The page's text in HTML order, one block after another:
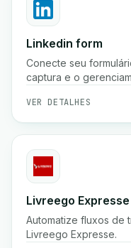
Linkedin form
Conecte seu
captura e o
VER DETALHES
Livreego Expresse
Automatize fluxos de
Livreego Expresse.